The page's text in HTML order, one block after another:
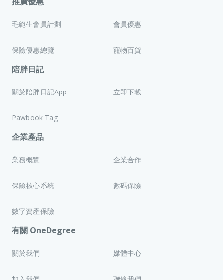
毛範生會員計劃 會員優惠
保險優惠總覽 寵物百貨
陪胖日記
關於陪胖日記App 立即下載
Pawbook Tag
企業產品
業務概覽 企業合作
保險核心系統 數碼保險
數字資產保險
有關 OneDegree
關於我們 媒體中心